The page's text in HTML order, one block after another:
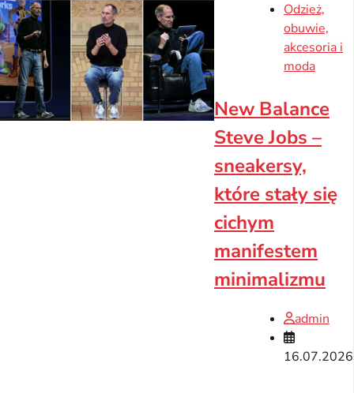
Odzież,
obuwie,
akcesoria i
moda
New Balance
Steve Jobs –
sneakersy,
które stały się
cichym
manifestem
minimalizmu
admin
16.07.2026